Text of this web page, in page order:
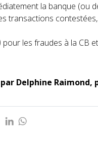
la banque (ou
transactions
pour les fraudes à la CB
Delphine Raimond,